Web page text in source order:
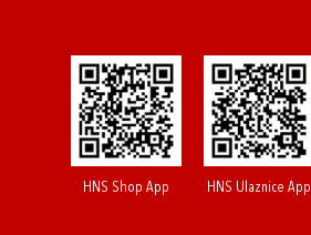
HNS Shop App HNS Ulaznice App